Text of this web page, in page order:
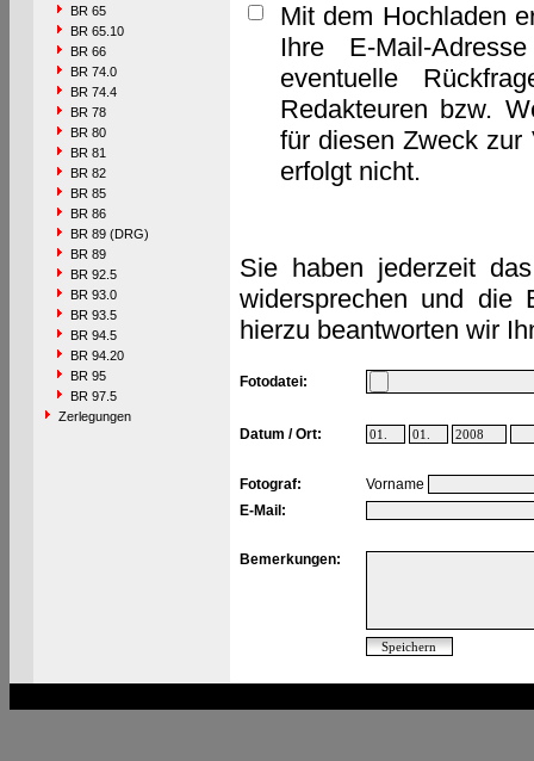
BR 65
BR 65.10
BR 66
BR 74.0
BR 74.4
BR 78
BR 80
BR 81
BR 82
BR 85
BR 86
BR 89 (DRG)
BR 89
BR 92.5
BR 93.0
BR 93.5
BR 94.5
BR 94.20
BR 95
BR 97.5
Zerlegungen
Mit dem Hochladen
Ihre E-Mail-
eventuelle
Redakteuren bzw.
für diesen Zweck zur
erfolgt nicht.
Sie haben jederzeit
widersprechen und die
hierzu beantworten wir
Fotodatei:
Datum / Ort:
Fotograf:
Vorname
E-Mail:
Bemerkungen: